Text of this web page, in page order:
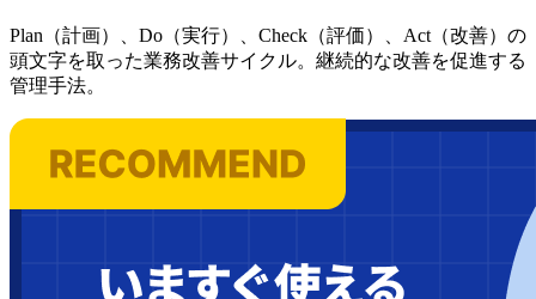
Plan（計画）、Do（実行）、Check（評価）、Act（改善）の
頭文字を取った業務改善サイクル。継続的な改善を促進する
管理手法。